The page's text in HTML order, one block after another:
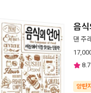
음식
댄 주
8.7
양탄